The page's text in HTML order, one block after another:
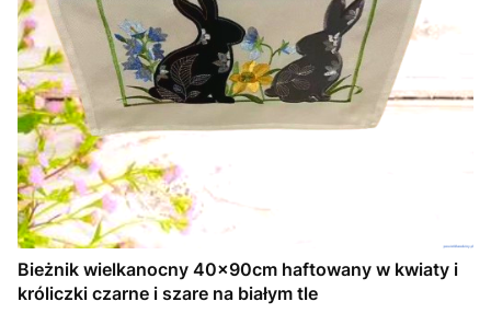
Bieżnik wielkanocny 40x90cm haftowany w kwiaty i
króliczki czarne i szare na białym tle